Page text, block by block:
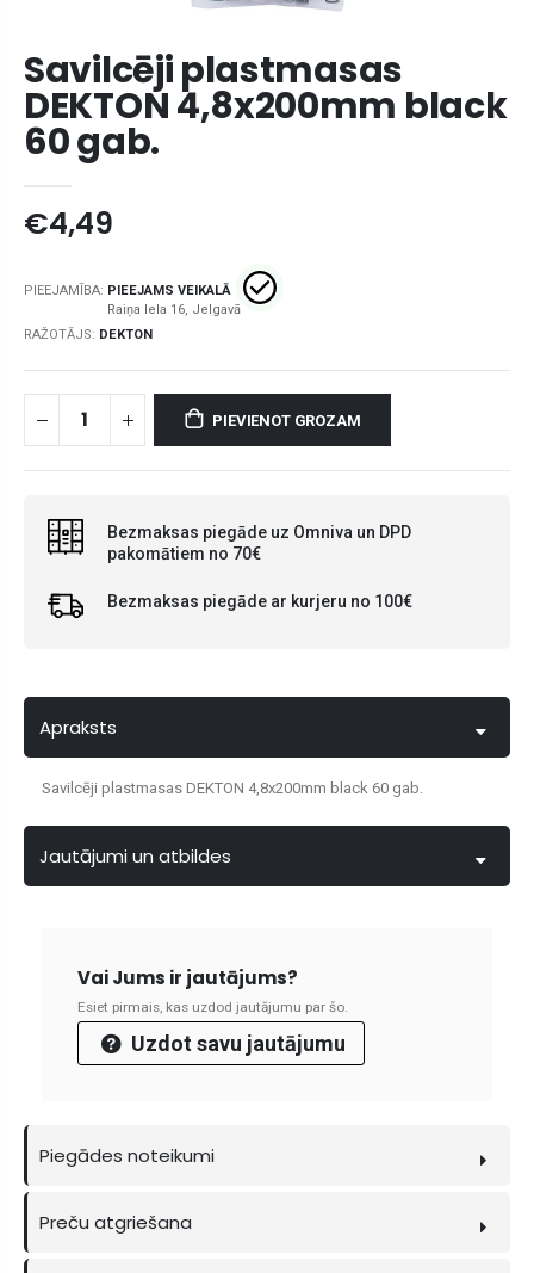
Savilcēji plastmasas
DEKTON 4,8x200mm black
60 gab.
€4,49
PIEEJAMĪBA: PIEEJAMS VEIKALĀ
RAŽOTĀJS: DEKTON
PIEVIENOT GROZAM
Bezmaksas piegāde uz Omniva un DPD
pakomātiem no 70€
Bezmaksas piegāde ar kurjeru no 100€
Apraksts
Savilcēji plastmasas DEKTON 4,8x200mm black 60 gab.
Jautājumi un atbildes
Vai Jums ir jautājums?
Esiet pirmais, kas uzdod jautājumu par šo.
Uzdot savu jautājumu
Piegādes noteikumi
Preču atgriešana